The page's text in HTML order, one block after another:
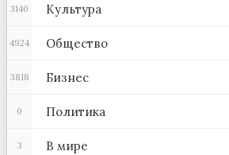
Культура
3140
Общество
4924
Бизнес
3818
Политика
0
В мире
3